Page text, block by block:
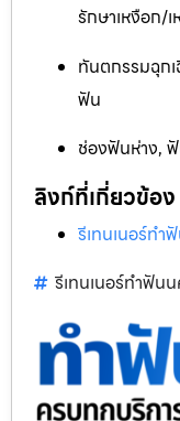
รักษาเหงือก/
ทันตกรรมฉุก
ฟัน
ช่องฟันห่าง,
ลิงก์ที่เกี่ยวข้อง
รีเทนเนอร์ทำ
รีเทนเนอร์ทำฟัน